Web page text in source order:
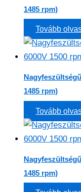
1485 rpm)
Tovább
1485 rpm)
Tovább
1485 rpm)